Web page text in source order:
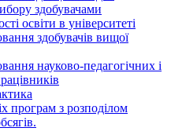
здобувачами
освіти в університеті
здобувачів вищої
науково-педагогічних і
програм з розподілoм